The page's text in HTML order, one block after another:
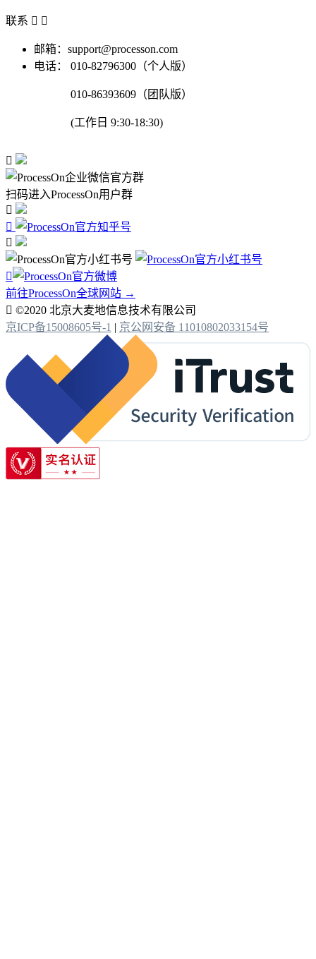
联系  
邮箱：support@processon.com
电话：
010-82796300（个人版）
010-86393609（团队版）
(工作日 9:30-18:30)

扫码进入ProcessOn用户群




前往ProcessOn全球网站 →
 ©2020 北京大麦地信息技术有限公司
京ICP备15008605号-1 | 京公网安备 11010802033154号